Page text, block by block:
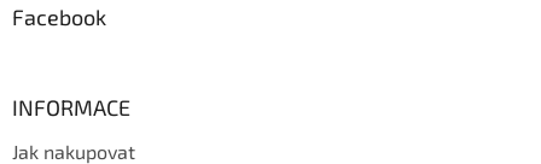
Facebook
INFORMACE
Jak nakupovat